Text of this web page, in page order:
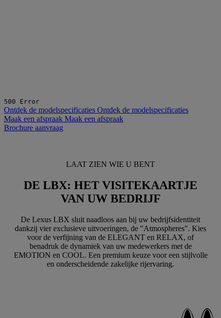
500 Error
Ontdek de modelspecificaties Ontdek de modelspecificaties
Maak een afspraak Maak een afspraak
Brochure aanvraag
LAAT ZIEN WIE U BENT
DE LBX: HET VISITEKAARTJE
VAN UW BEDRIJF
De Lexus LBX sluit naadloos aan bij uw bedrijfsidentiteit
dankzij vier exclusieve uitvoeringen, de "Atmospheres". Kies
voor de verfijning van de ELEGANT en RELAX, of
benadruk de dynamiek van uw medewerkers met de
EMOTION en COOL. Een premium keuze voor een stijlvolle
en onderscheidende zakelijke rijervaring.